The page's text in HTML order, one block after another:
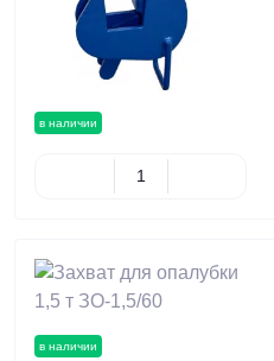
в наличии
в наличии